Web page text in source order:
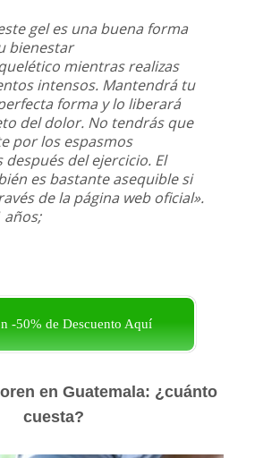
gel es una buena forma
bienestar
mientras realizas
intensos. Mantendrá tu
forma y lo liberará
del dolor. No tendrás que
por los espasmos
después del ejercicio. El
es bastante asequible si
de la página web oficial».
años;
-50% de Descuento Aquí
en Guatemala: ¿cuánto
cuesta?